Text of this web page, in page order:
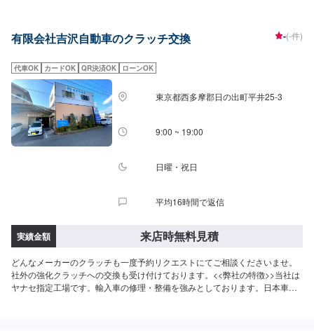
ら初めての方まで、ご来店を心からお待ちしております。--------------------------
積りにご納得いただければ作業開始【4】仕上がり次第納車《パーツの持ち込
み》☑新品・中古パーツの持ち込みOK！オファーの際、使用されるパーツの
お写真や詳細などをお送りください。《代車について》お車をお預かりして
いる間、ご入用のお客様には代車を無料でご用意しております。詳しくはお
気軽にお問い合わせください。※ガソリン代はお客様にご負担いただきます。
【定休日・営業時間】定休日：第二水曜日営業時間：8:30~19:00
有限会社吉沢自動車のクラッチ交換 -(-件)
代車OK カードOK QR決済OK ローンOK
東京都西多摩郡日の出町平井25-3
9:00 ~ 19:00
日曜・祝日
平均16時間で返信
実績金額 来店時無料見積
どんなメーカーのクラッチも一度予約リクエストにてご相談くださいませ。
社外の強化クラッチへの交換も受け付けております。<<弊社の特徴>>当社は
ヤナセ指定工場です。輸入車の修理・整備を強みとしております。日本車・